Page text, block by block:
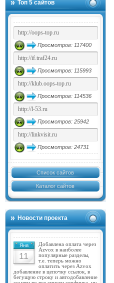
Топ 5 сайтов
Просмотров: 117400
Просмотров: 115993
Просмотров: 114536
Просмотров: 25942
Просмотров: 24731
Список сайтов
Каталог сайтов
Новости проекта
Янв
11
Добавлена оплата через
Azvox в наиболее
популярные разделы,
т.е. теперь можно
оплатить через Azvox
добавление в цепочку ссылок, в
бегущую строку и автодобавление